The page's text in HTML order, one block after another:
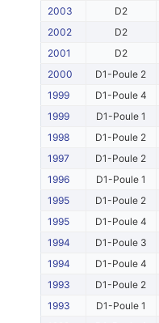
2003
D2
2002
D2
2001
D2
2000
D1-Poule 2
1999
D1-Poule 4
1999
D1-Poule 1
1998
D1-Poule 2
1997
D1-Poule 2
1996
D1-Poule 1
1995
D1-Poule 2
1995
D1-Poule 4
1994
D1-Poule 3
1994
D1-Poule 4
1993
D1-Poule 2
1993
D1-Poule 1